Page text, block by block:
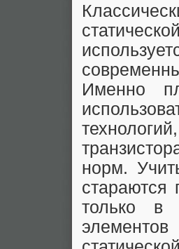
Именно
норм.
стараются
только в